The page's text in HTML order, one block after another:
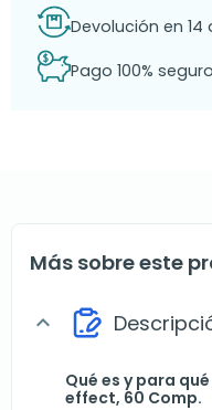
Devolución en
Pago 100%
Más sobre este
expand_more
Qué es y para
effect, 60 Comp.